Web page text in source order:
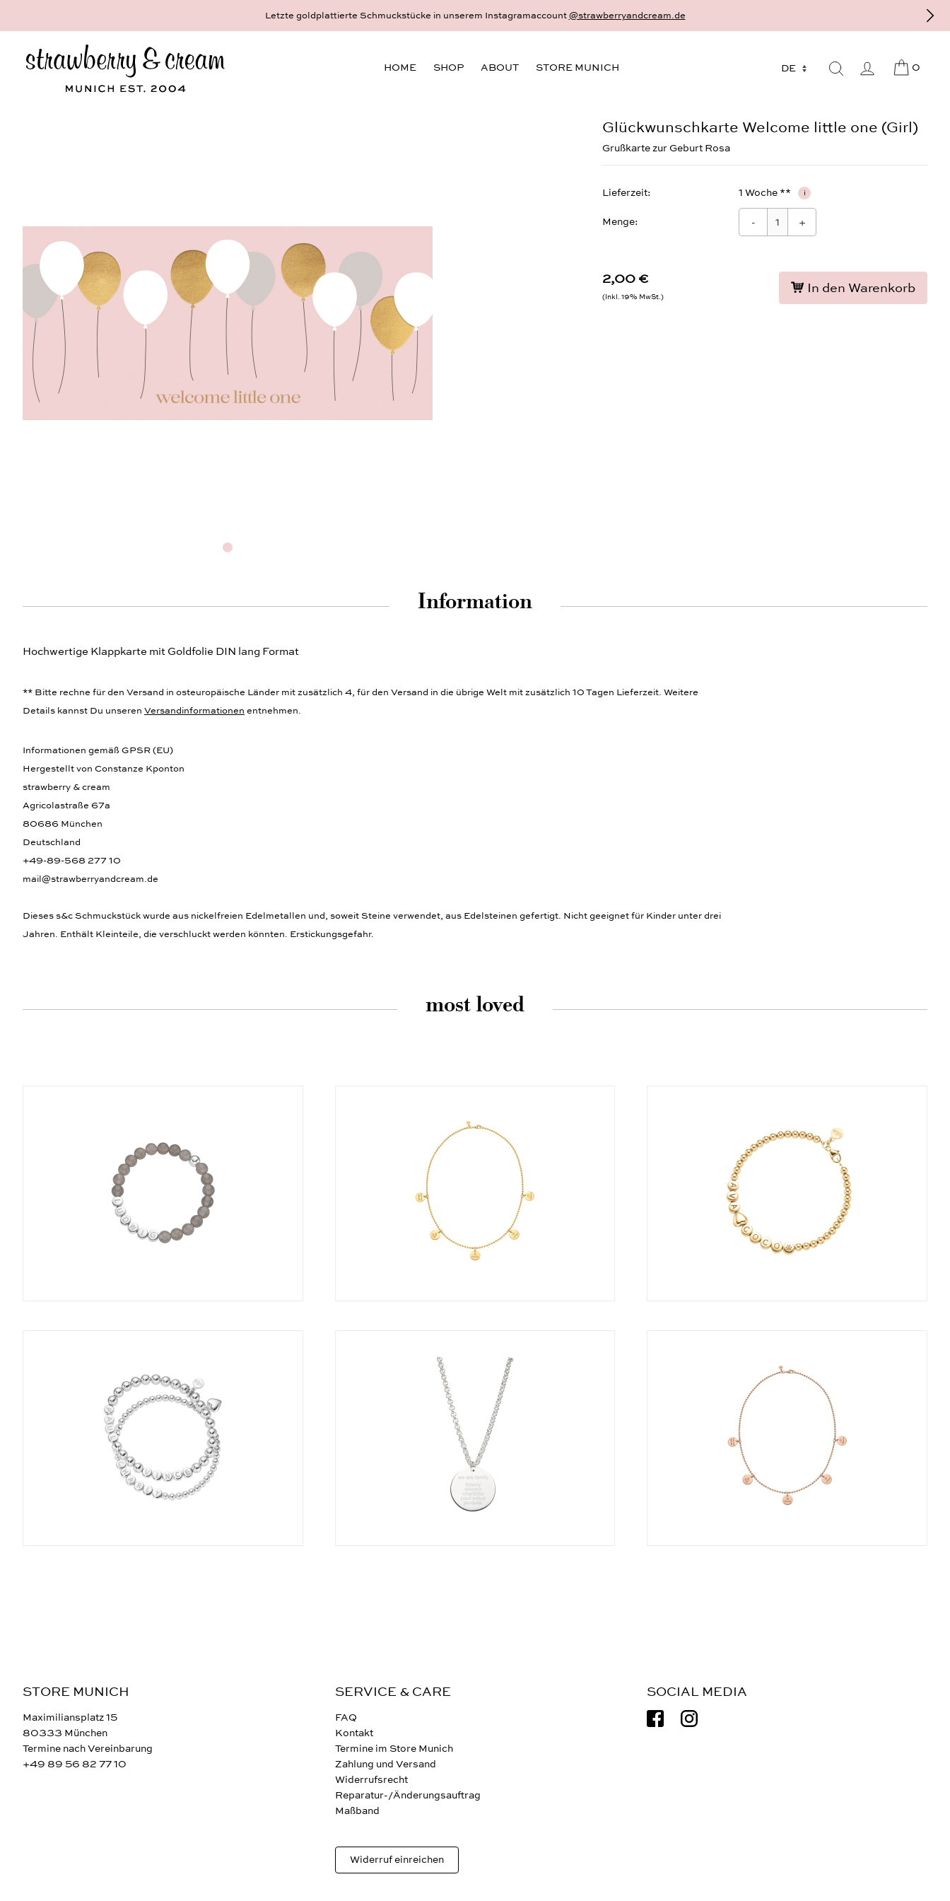
Dein schönster und persönlichster Schmuck - 18 Karat Gold und Sterlingsilber - gefertigt als Einzelstück auf Bestellung, individuell und auf Maß
HOME SHOP ABOUT STORE MUNICH 0
Glückwunschkarte Welcome little one (Girl)
Grußkarte zur Geburt Rosa
2,00 €
Inkl. 19% MwSt.
Lieferzeit 1 Woche ** i
Menge: - +
In den Warenkorb
Information
Hochwertige Klappkarte mit Goldfolie DIN lang Format
** Bitte rechne für den Versand in osteuropäische Länder mit zusätzlich 4, für den Versand in die übrige Welt mit zusätzlich 10 Tagen Lieferzeit. Weitere
Details kannst Du unseren Versandinformationen entnehmen.
Informationen gemäß GPSR (EU)
Hergestellt von Constanze Kponton
strawberry & cream
Agricolastraße 67a
80686 München
Deutschland
+49-89-568 277 10
mail@strawberryandcream.de
Dieses s&c Schmuckstück wurde aus nickelfreien Edelmetallen und, soweit Steine verwendet, aus Edelsteinen gefertigt. Nicht geeignet für Kinder unter drei
Jahren. Enthält Kleinteile, die verschluckt werden könnten. Erstickungsgefahr.
most loved
STORE MUNICH
Maximiliansplatz 15
80333 München
Termine nach Vereinbarung
+49 89 56 82 77 10
SERVICE & CARE
FAQ
Kontakt
Termine im Store Munich
Zahlung und Versand
Widerrufsrecht
Reparatur-/Änderungsauftrag
Maßband
Widerruf einreichen
SOCIAL MEDIA